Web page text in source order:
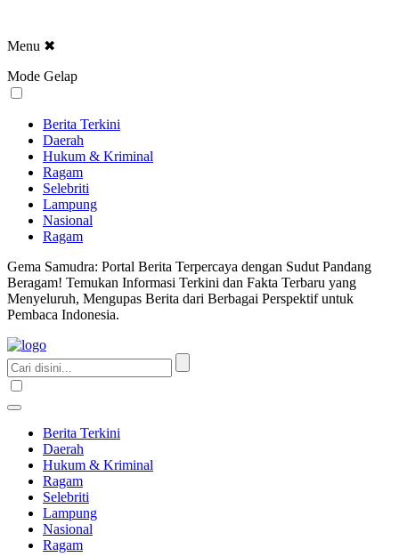
Menu ✖
Mode Gelap
Berita Terkini
Daerah
Hukum & Kriminal
Ragam
Selebriti
Lampung
Nasional
Ragam
Gema Samudra: Portal Berita Terpercaya dengan Sudut Pandang
Beragam! Temukan Informasi Terkini dan Fakta Terbaru yang
Menyeluruh, Mengupas Berita dari Berbagai Perspektif untuk
Pembaca Indonesia.
Berita Terkini
Daerah
Hukum & Kriminal
Ragam
Selebriti
Lampung
Nasional
Ragam